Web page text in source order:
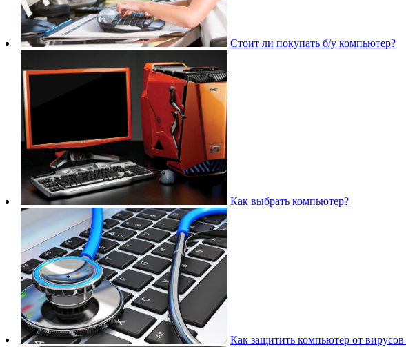
Стоит ли покупать б/у компьютер?
Как выбрать компьютер?
Как защитить компьютер от вирусов